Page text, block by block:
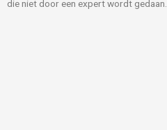
die niet door een expert wordt gedaan.